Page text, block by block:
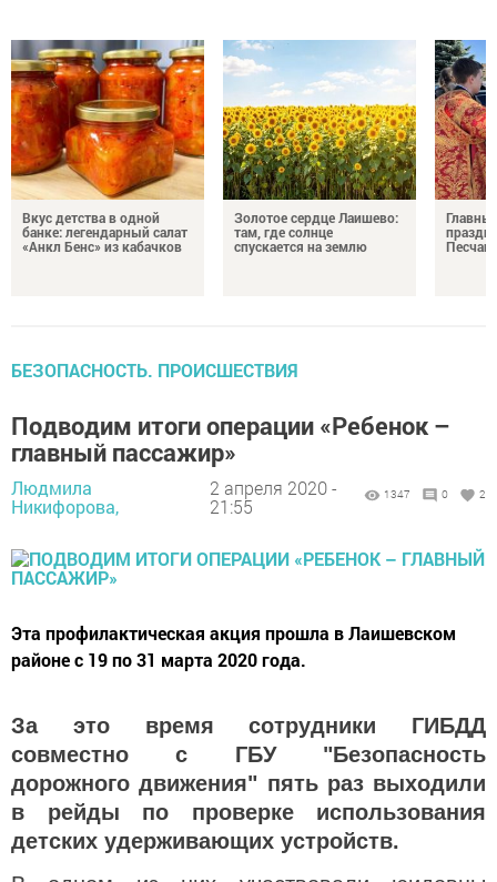
Вкус детства в одной
банке: легендарный салат
«Анкл Бенс» из кабачков
Золотое сердце Лаишево:
там, где солнце
спускается на землю
БЕЗОПАСНОСТЬ. ПРОИСШЕСТВИЯ
Подводим итоги операции «Ребенок –
главный пассажир»
Людмила
Никифорова,
2 апреля 2020 -
21:55
1347 0 2
Эта профилактическая акция прошла в Лаишевском
районе с 19 по 31 марта 2020 года.
За это время сотрудники ГИБДД
совместно с ГБУ "Безопасность
дорожного движения" пять раз выходили
в рейды по проверке использования
детских удерживающих устройств.